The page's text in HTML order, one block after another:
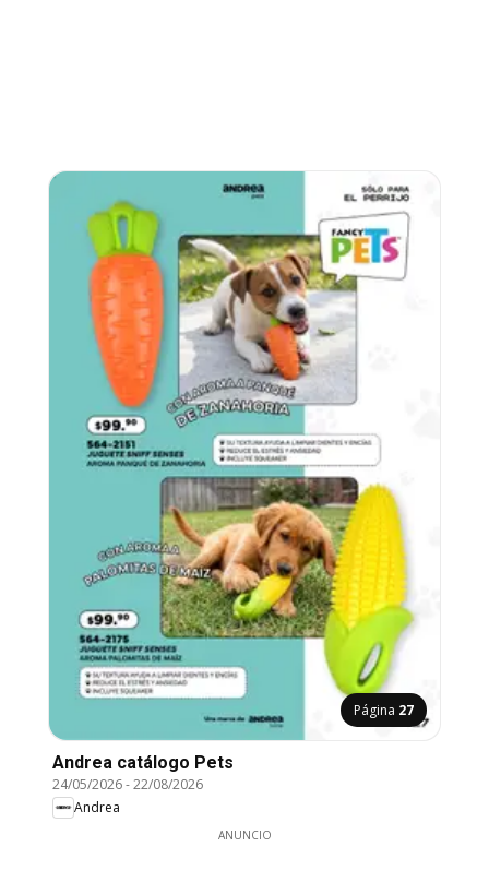
Página 27
Andrea catálogo Pets
24/05/2026-22/08/2026
Andrea
ANUNCIO